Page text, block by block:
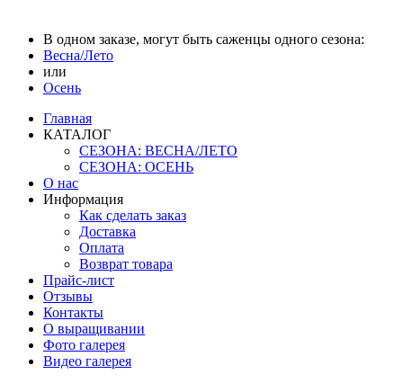
В одном заказе, могут быть саженцы одного сезона:
Весна/Лето
или
Осень
Главная
КАТАЛОГ
СЕЗОНА: ВЕСНА/ЛЕТО
СЕЗОНА: ОСЕНЬ
О нас
Информация
Как сделать заказ
Доставка
Оплата
Возврат товара
Прайс-лист
Отзывы
Контакты
О выращивании
Фото галерея
Видео галерея